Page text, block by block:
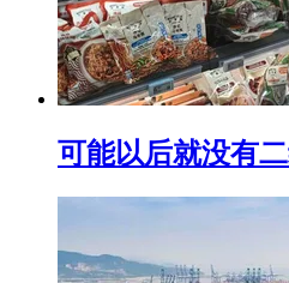
可能以后就没有